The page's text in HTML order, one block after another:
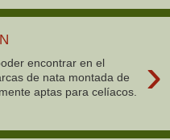
›
encontrar en el
de nata montada de
aptas para celíacos.